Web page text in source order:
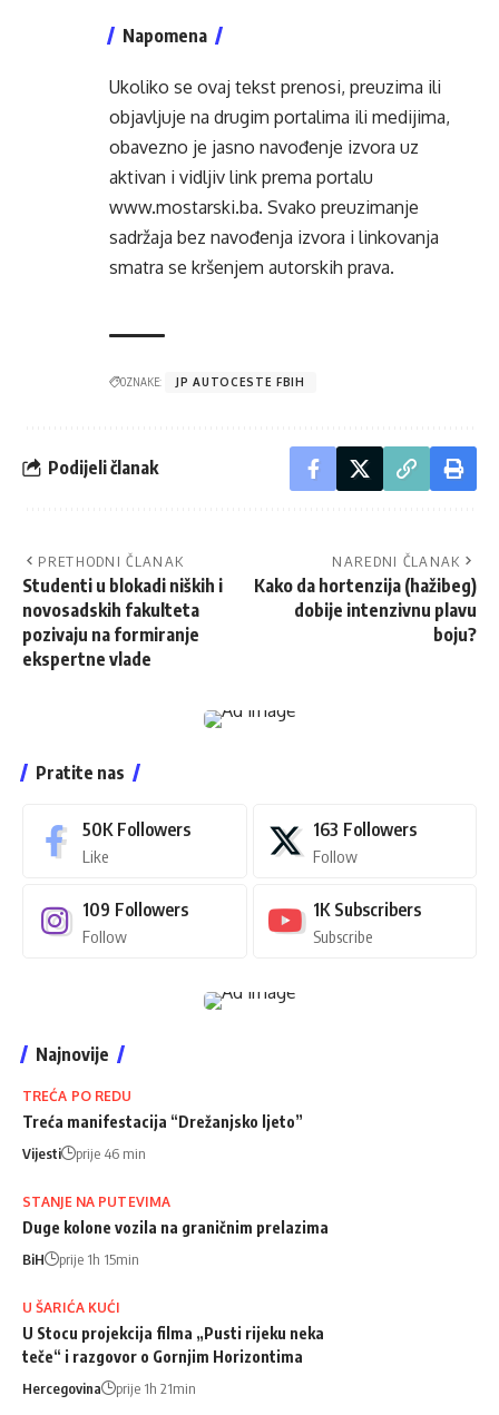
Napomena
Ukoliko se ovaj tekst prenosi, preuzima ili
objavljuje na drugim portalima ili medijima,
obavezno je jasno navođenje izvora uz
aktivan i vidljiv link prema portalu
www.mostarski.ba. Svako preuzimanje
sadržaja bez navođenja izvora i linkovanja
smatra se kršenjem autorskih prava.
OZNAKE: JP AUTOCESTE FBIH
Podijeli članak
PRETHODNI ČLANAK
Studenti u blokadi niških i
novosadskih fakulteta
pozivaju na formiranje
ekspertne vlade
NAREDNI ČLANAK
Kako da hortenzija (hažibeg)
dobije intenzivnu plavu
boju?
Pratite nas
50K Followers
Like
163 Followers
Follow
109 Followers
Follow
1K Subscribers
Subscribe
Najnovije
TREĆA PO REDU
Treća manifestacija “Drežanjsko ljeto”
Vijesti prije 46 min
STANJE NA PUTEVIMA
Duge kolone vozila na graničnim prelazima
BiH prije 1h 15min
U ŠARIĆA KUĆI
U Stocu projekcija filma „Pusti rijeku neka
teče“ i razgovor o Gornjim Horizontima
Hercegovina prije 1h 21min